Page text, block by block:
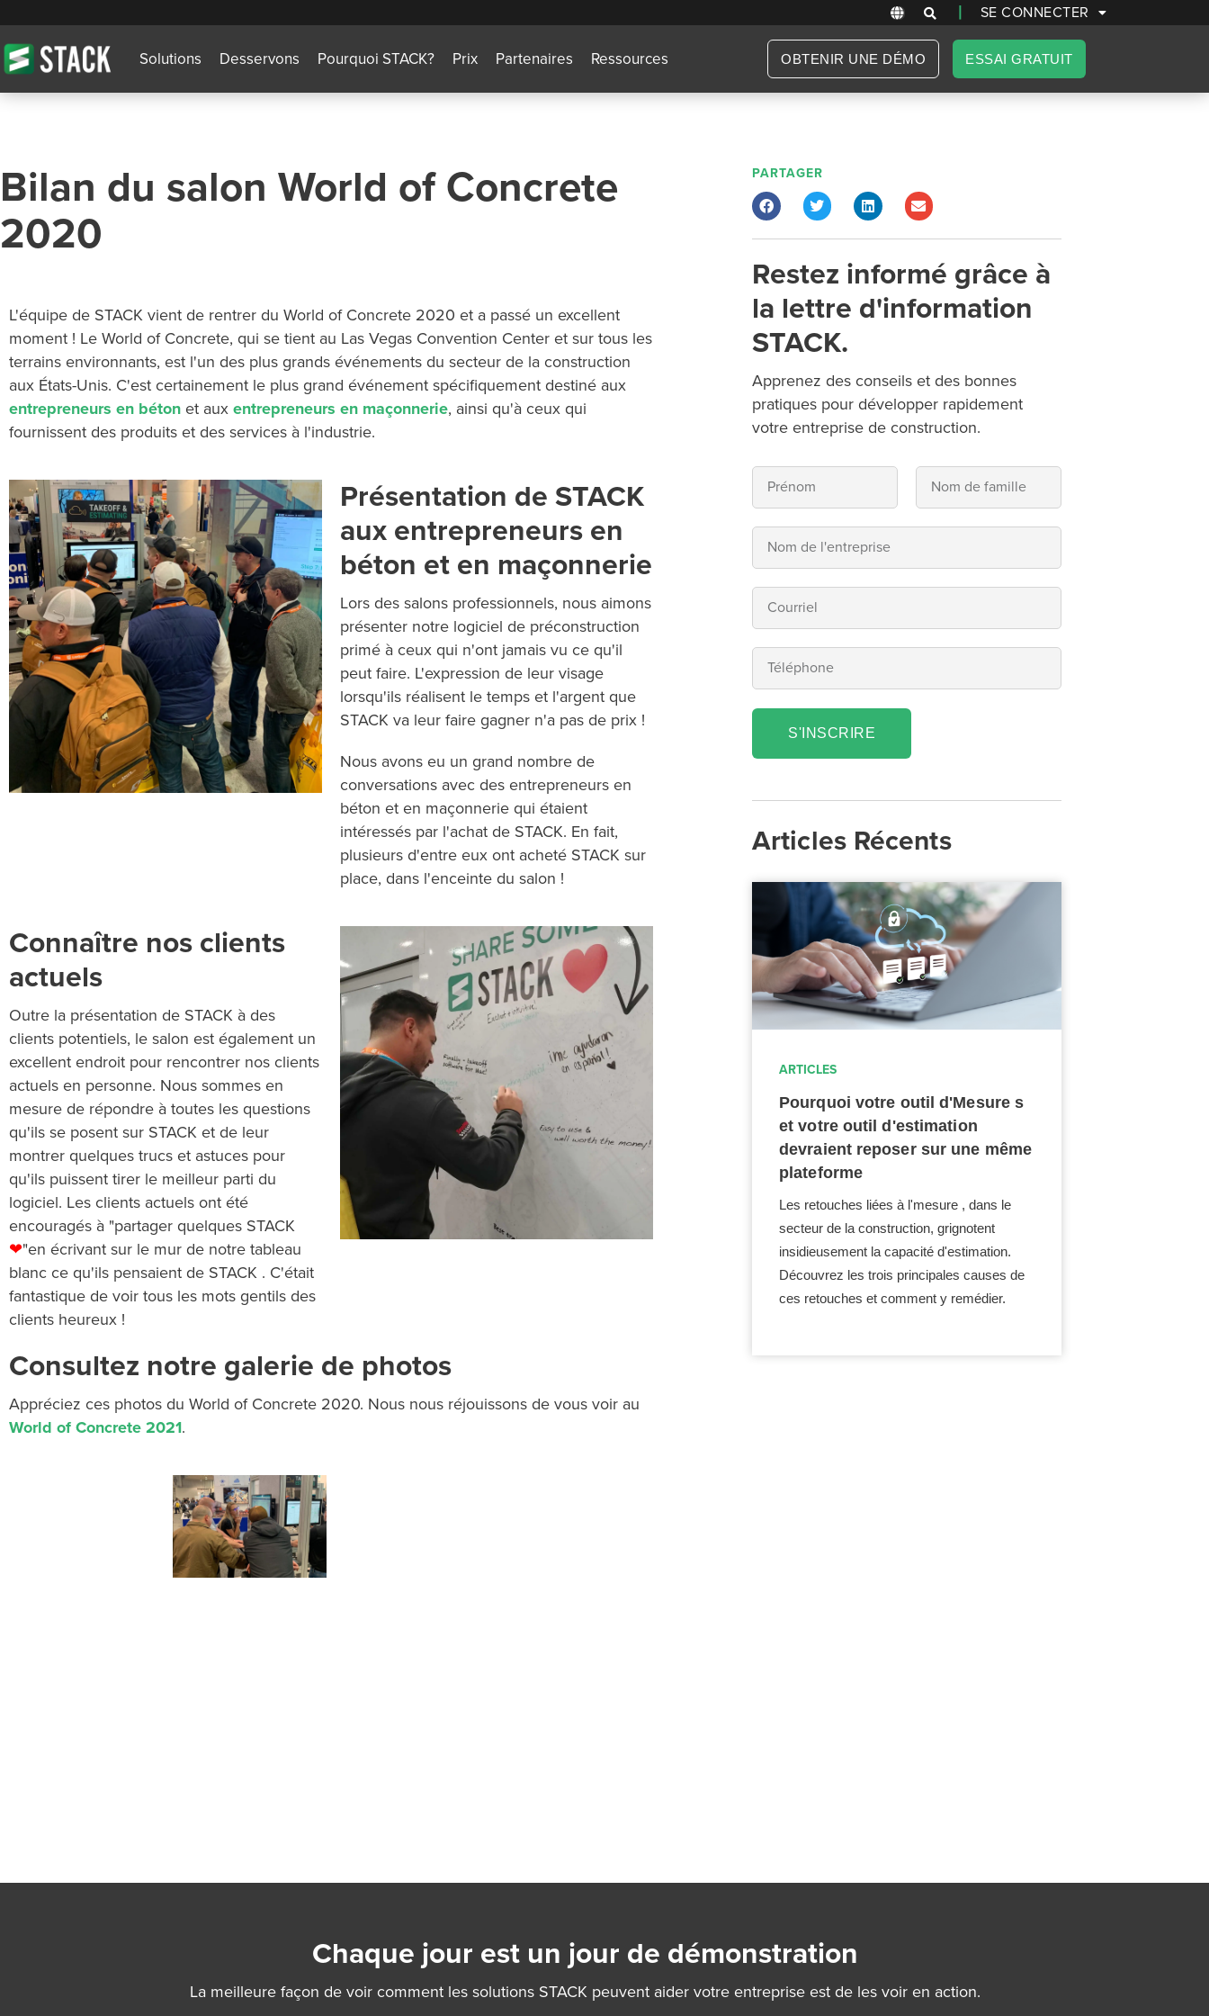
| SE CONNECTER
Solutions Desservons Pourquoi STACK? Prix Partenaires Ressources OBTENIR UNE DÉMO ESSAI GRATUIT
Bilan du salon World of Concrete
2020
L'équipe de STACK vient de rentrer du World of Concrete 2020 et a passé un excellent
moment ! Le World of Concrete, qui se tient au Las Vegas Convention Center et sur tous les
terrains environnants, est l'un des plus grands événements du secteur de la construction
aux États-Unis. C'est certainement le plus grand événement spécifiquement destiné aux
entrepreneurs en béton et aux entrepreneurs en maçonnerie, ainsi qu'à ceux qui
fournissent des produits et des services à l'industrie.
Présentation de STACK
aux entrepreneurs en
béton et en maçonnerie
Lors des salons professionnels, nous aimons
présenter notre logiciel de préconstruction
primé à ceux qui n'ont jamais vu ce qu'il
peut faire. L'expression de leur visage
lorsqu'ils réalisent le temps et l'argent que
STACK va leur faire gagner n'a pas de prix !
Nous avons eu un grand nombre de
conversations avec des entrepreneurs en
béton et en maçonnerie qui étaient
intéressés par l'achat de STACK. En fait,
plusieurs d'entre eux ont acheté STACK sur
place, dans l'enceinte du salon !
Connaître nos clients
actuels
Outre la présentation de STACK à des
clients potentiels, le salon est également un
excellent endroit pour rencontrer nos clients
actuels en personne. Nous sommes en
mesure de répondre à toutes les questions
qu'ils se posent sur STACK et de leur
montrer quelques trucs et astuces pour
qu'ils puissent tirer le meilleur parti du
logiciel. Les clients actuels ont été
encouragés à "partager quelques STACK
❤"en écrivant sur le mur de notre tableau
blanc ce qu'ils pensaient de STACK . C'était
fantastique de voir tous les mots gentils des
clients heureux !
Consultez notre galerie de photos
Appréciez ces photos du World of Concrete 2020. Nous nous réjouissons de vous voir au
World of Concrete 2021.
PARTAGER
Restez informé grâce à
la lettre d'information
STACK.
Apprenez des conseils et des bonnes
pratiques pour développer rapidement
votre entreprise de construction.
S'INSCRIRE
Articles Récents
ARTICLES
Pourquoi votre outil d'Mesure s
et votre outil d'estimation
devraient reposer sur une même
plateforme
Les retouches liées à l'mesure , dans le
secteur de la construction, grignotent
insidieusement la capacité d'estimation.
Découvrez les trois principales causes de
ces retouches et comment y remédier.
Chaque jour est un jour de démonstration
La meilleure façon de voir comment les solutions STACK peuvent aider votre entreprise est de les voir en action.